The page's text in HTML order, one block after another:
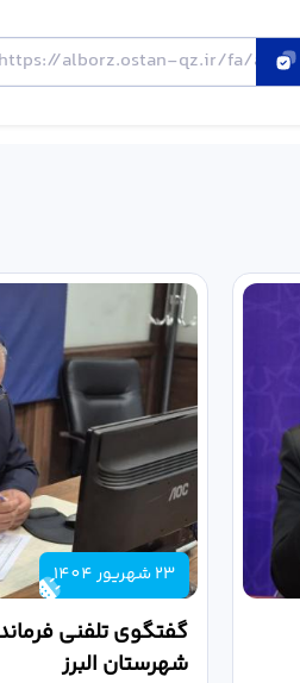
23 شهریور 1404
گفتگوی تلفنی
شهرستان البرز